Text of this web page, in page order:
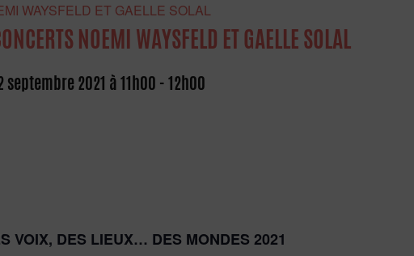
WAYSFELD ET GAELLE SOLAL
NOEMI WAYSFELD ET GAELLE SOLAL
septembre 2021 à 11h00 -12h00
VOIX, DES LIEUX… DES MONDES 2021